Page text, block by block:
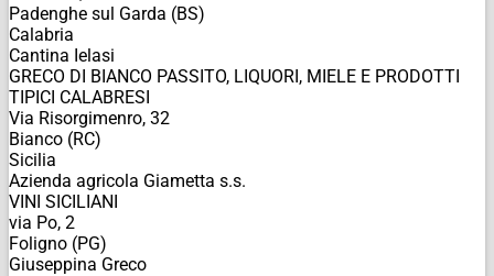
Padenghe sul Garda (BS)
Calabria
Cantina Ielasi
GRECO DI BIANCO PASSITO, LIQUORI, MIELE E PRODOTTI
TIPICI CALABRESI
Via Risorgimenro, 32
Bianco (RC)
Sicilia
Azienda agricola Giametta s.s.
VINI SICILIANI
via Po, 2
Foligno (PG)
Giuseppina Greco